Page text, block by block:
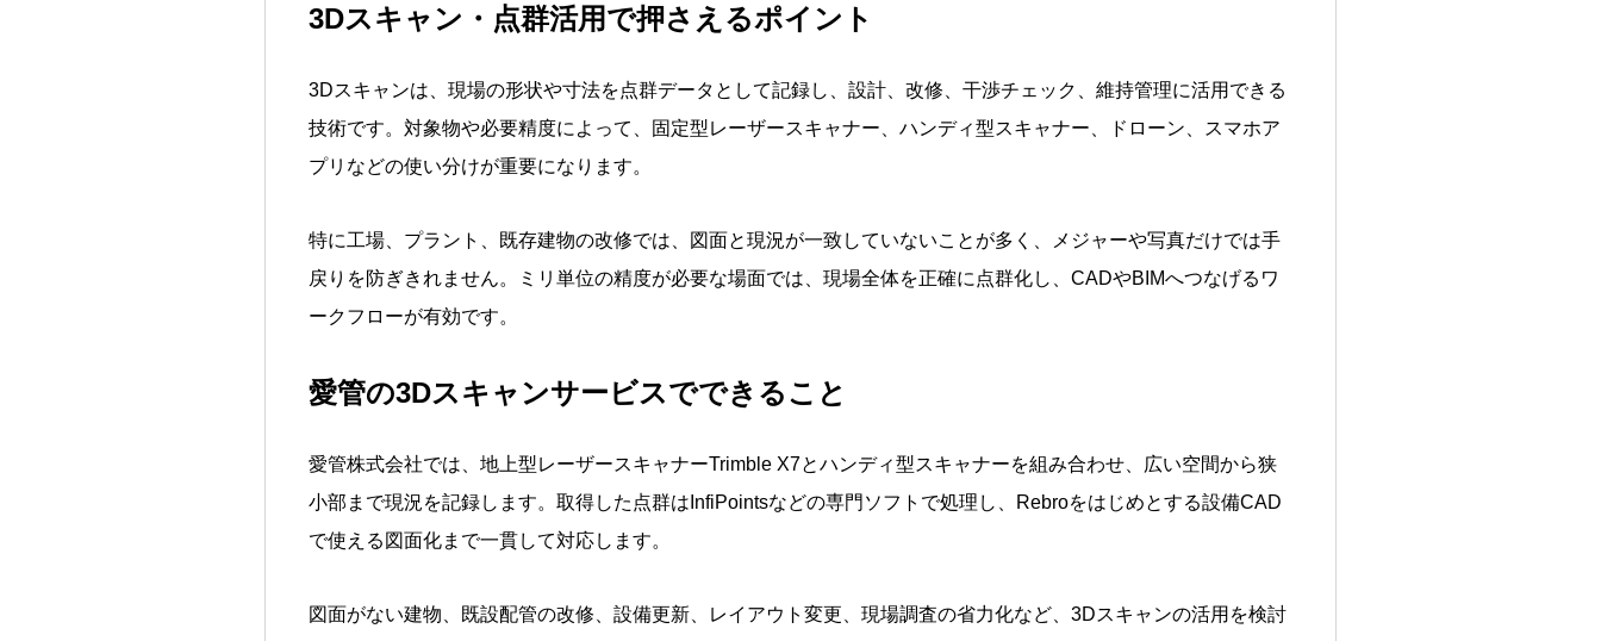
3Dスキャン・点群活用で押さえるポイント
3Dスキャンは、現場の形状や寸法を点群データとして記録し、設計、改修、干渉チェック、維持管理に活用できる
技術です。対象物や必要精度によって、固定型レーザースキャナー、ハンディ型スキャナー、ドローン、スマホア
プリなどの使い分けが重要になります。
特に工場、プラント、既存建物の改修では、図面と現況が一致していないことが多く、メジャーや写真だけでは手
戻りを防ぎきれません。ミリ単位の精度が必要な場面では、現場全体を正確に点群化し、CADやBIMへつなげるワ
ークフローが有効です。
愛管の3Dスキャンサービスでできること
愛管株式会社では、地上型レーザースキャナーTrimble X7とハンディ型スキャナーを組み合わせ、広い空間から狭
小部まで現況を記録します。取得した点群はInfiPointsなどの専門ソフトで処理し、Rebroをはじめとする設備CAD
で使える図面化まで一貫して対応します。
図面がない建物、既設配管の改修、設備更新、レイアウト変更、現場調査の省力化など、3Dスキャンの活用を検討